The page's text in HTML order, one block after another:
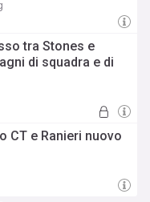
tra Stones e
di squadra e di
CT e Ranieri nuovo